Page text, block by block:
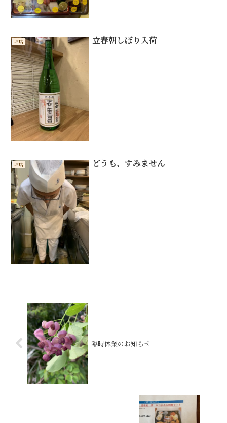
お店 立春朝しぼり入荷
お店 どうも、すみません
臨時休業のお知らせ